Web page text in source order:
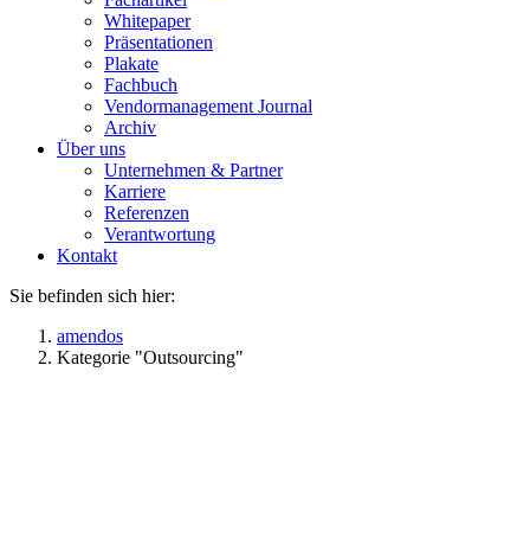
Whitepaper
Präsentationen
Plakate
Fachbuch
Vendormanagement Journal
Archiv
Über uns
Unternehmen & Partner
Karriere
Referenzen
Verantwortung
Kontakt
Sie befinden sich hier:
amendos
Kategorie "Outsourcing"